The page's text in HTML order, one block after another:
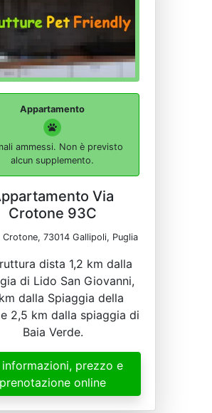
Appartamento
ammessi. Non è previsto
alcun supplemento.
Via
Crotone 93C
73014 Gallipoli, Puglia
dista 1,2 km dalla
di Lido San Giovanni,
dalla Spiaggia della
2,5 km dalla spiaggia di
Baia Verde.
informazioni, prezzo e
prenotazione online